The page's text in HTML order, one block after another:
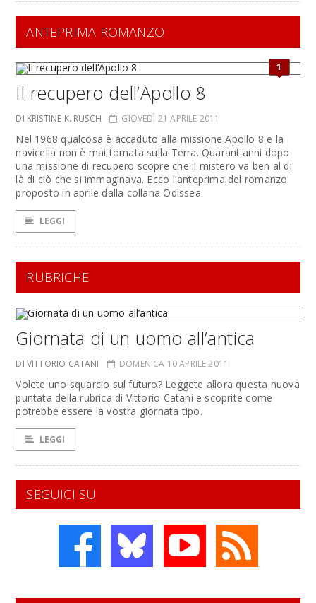
ANTEPRIMA ROMANZO
1
Il recupero dell’Apollo 8
DI KRISTINE K. RUSCH GIOVEDÌ 21 APRILE 2011
Nel 1968 qualcosa è accaduto alla missione Apollo 8 e la
navicella non è mai tornata sulla Terra. Quarant'anni dopo
una missione di recupero scopre che il mistero va ben al di
là di ciò che si immaginava. Ecco l'anteprima del romanzo
proposto in aprile dalla collana Odissea.
LEGGI
RUBRICHE
Giornata di un uomo all’antica
DI VITTORIO CATANI DOMENICA 10 APRILE 2011
Volete uno squarcio sul futuro? Leggete allora questa nuova
puntata della rubrica di Vittorio Catani e scoprite come
potrebbe essere la vostra giornata tipo.
LEGGI
SEGUICI SU